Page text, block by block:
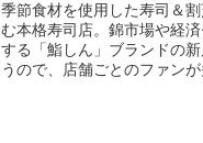
季節食材を使用した寿司＆
む本格寿司店。錦市場や経
する「鮨しん」ブランドの
うので、店舗ごとのファン